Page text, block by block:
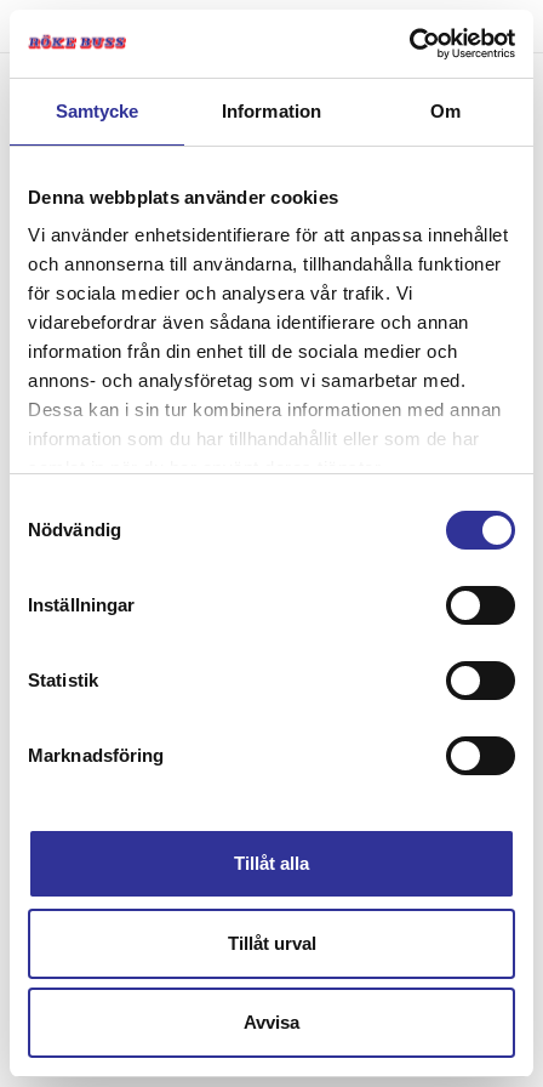
Samtycke Information Om
Denna webbplats använder cookies
Vi använder enhetsidentifierare för att anpassa innehållet
och annonserna till användarna, tillhandahålla funktioner
för sociala medier och analysera vår trafik. Vi
vidarebefordrar även sådana identifierare och annan
information från din enhet till de sociala medier och
annons- och analysföretag som vi samarbetar med.
Dessa kan i sin tur kombinera informationen med annan
information som du har tillhandahållit eller som de har
Nödvändig
Inställningar
Statistik
Marknadsföring
Tillåt alla
Tillåt urval
Avvisa
Bokning - Tillbaka till
resebeskrivningen
Tillbaka till resebeskrivningen
1. Antal resenärer och rum
3. Betalning
Fel